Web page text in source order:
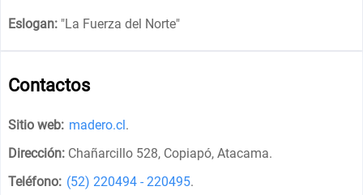
Eslogan: "La Fuerza del Norte"
Contactos
Sitio web: madero.cl.
Dirección: Chañarcillo 528, Copiapó, Atacama.
Teléfono: (52) 220494 - 220495.